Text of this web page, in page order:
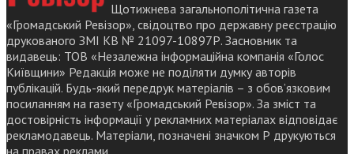
Щотижнева загальнополітична газета
«Громадський Ревізор», свідоцтво про державну реєстрацію
друкованого ЗМІ КВ № 21097-10897Р. Засновник та
видавець: ТОВ «Незалежна інформаційна компанія «Голос
Київщини» Редакція може не поділяти думку авторів
публікацій. Будь-який передрук матеріалів – з обов’язковим
посиланням на газету «Громадський Ревізор». За зміст та
достовірність інформації у рекламних матеріалах відповідає
рекламодавець. Матеріали, позначені значком Р друкуються